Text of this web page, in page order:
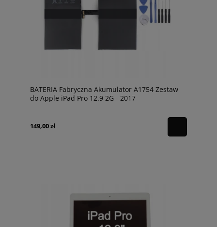
BATERIA Fabryczna Akumulator A1754 Zestaw
do Apple iPad Pro 12.9 2G - 2017
149,00 zł